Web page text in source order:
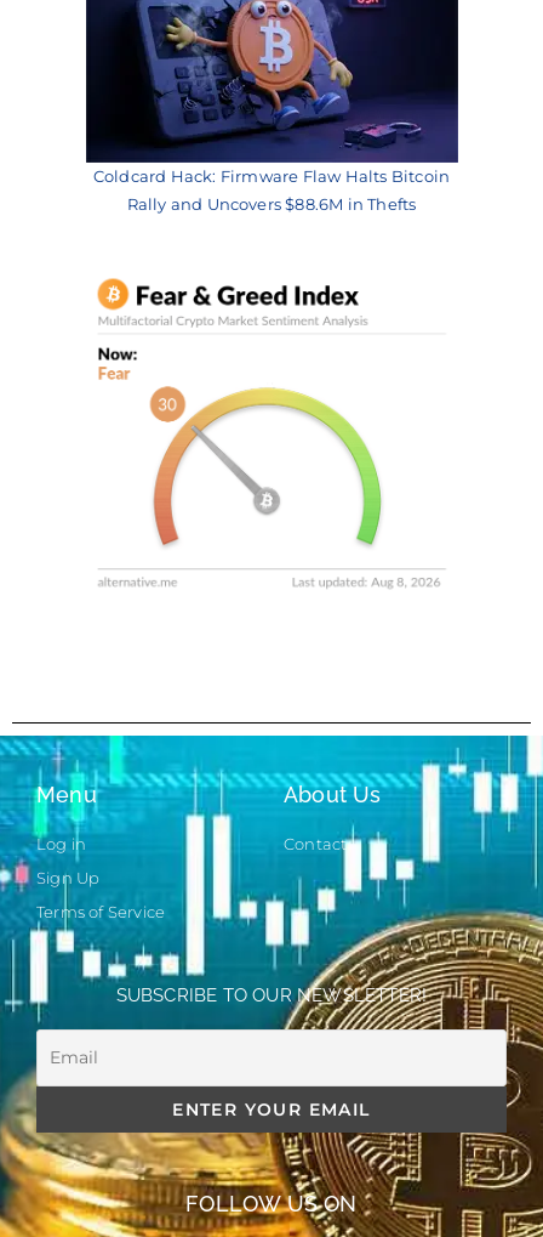
Coldcard Hack: Firmware Flaw Halts Bitcoin
Rally and Uncovers $88.6M in Thefts
Menu
Log in
Sign Up
Terms of Service
About Us
Contact
SUBSCRIBE TO OUR NEWSLETTER!
FOLLOW US ON